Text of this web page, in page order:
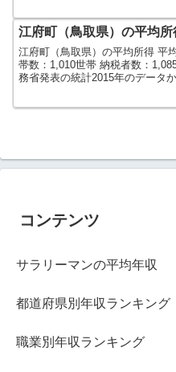
江府町（鳥取県）の平均所
江府町（鳥取県）の平均所得 平
帯数：1,010世帯 納税者数：
務省発表の統計2015年のデータ
コンテンツ
サラリーマンの平均年収
都道府県別年収ランキング
職業別年収ランキング